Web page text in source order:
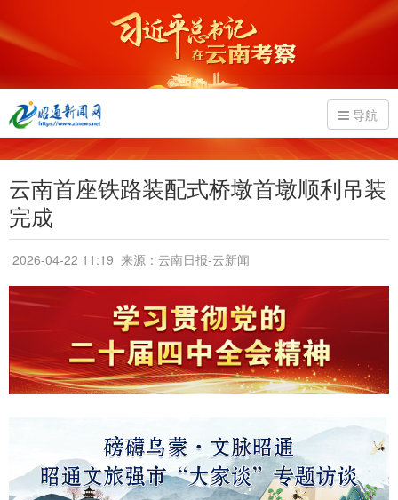
导航
云南首座铁路装配式桥墩首墩顺利吊装
完成
2026-04-22 11:19 来源：云南日报-云新闻